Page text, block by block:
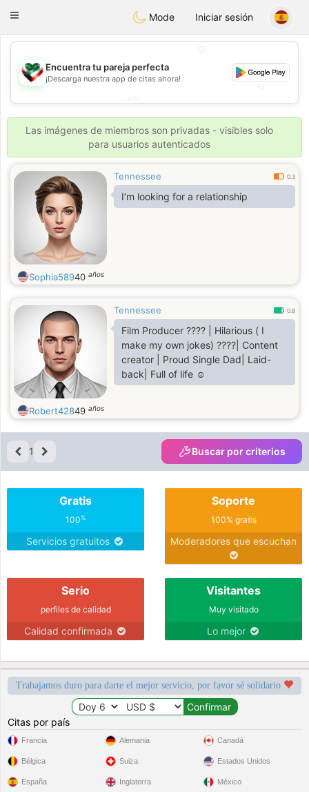
KuwaitChat
Toggle
Mode Iniciar sesión
💖
💕
Encuentra tu pareja perfecta
¡Descarga nuestra app de citas ahora!
Las imágenes de miembros son privadas - visibles solo
para usuarios autenticados
Tennessee 0.3
I’m looking for a relationship
Sophia58940 años
Tennessee 0.8
Film Producer ????️ | Hilarious ( I
make my own jokes) ????| Content
creator | Proud Single Dad| Laid-
back| Full of life ☺️
Robert42849 años
1 Buscar por criterios
Gratis
100%
Servicios gratuitos
Soporte
100% gratis
Moderadores que escuchan
Serio
perfiles de calidad
Calidad confirmada
Visitantes
Muy visitado
Lo mejor
Trabajamos duro para darte el mejor servicio, por favor sé solidario
Citas por país
Francia
Bélgica
España
Alemania
Suiza
Inglaterra
Canadá
Estados Unidos
México